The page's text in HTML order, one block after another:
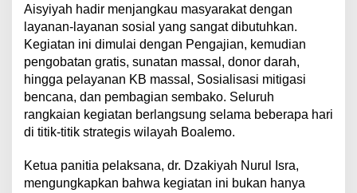
Aisyiyah hadir menjangkau masyarakat dengan
layanan-layanan sosial yang sangat dibutuhkan.
Kegiatan ini dimulai dengan Pengajian, kemudian
pengobatan gratis, sunatan massal, donor darah,
hingga pelayanan KB massal, Sosialisasi mitigasi
bencana, dan pembagian sembako. Seluruh
rangkaian kegiatan berlangsung selama beberapa hari
di titik-titik strategis wilayah Boalemo.
Ketua panitia pelaksana, dr. Dzakiyah Nurul Isra,
mengungkapkan bahwa kegiatan ini bukan hanya